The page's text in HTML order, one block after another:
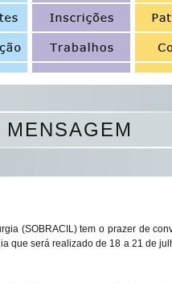
MENSAGEM
(SOBRACIL) tem o prazer de
que será realizado de 18 a 21 de